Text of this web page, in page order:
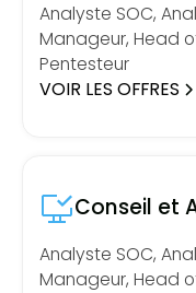
Analyste SOC,
Manageur, Head
Pentesteur
VOIR LES OFFRES
Conseil et
Analyste SOC,
Manageur, Head